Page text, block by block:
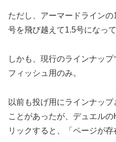
ただし、アーマードライン
号を飛び越えて1.5号になって
しかも、現行のラインナッ
フィッシュ用のみ。
以前も投げ用にラインナッ
ことがあったが、デュエル
リックすると、「ページが存